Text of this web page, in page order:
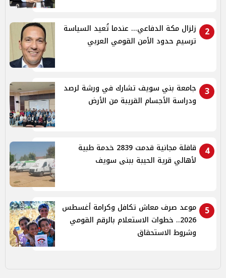
2
زلزال مكة الدفاعي... عندما تُعيد السياسة
ترسيم حدود الأمن القومي العربي
3
جامعة بني سويف تشارك في ورشة لرصد
ودراسة الأجسام القريبة من الأرض
4
قافلة مجانية قدمت 2839 خدمة طبية
لأهالي قرية الحيبة ببنى سويف
5
موعد صرف معاش تكافل وكرامة أغسطس
2026.. خطوات الاستعلام بالرقم القومي
وشروط الاستحقاق